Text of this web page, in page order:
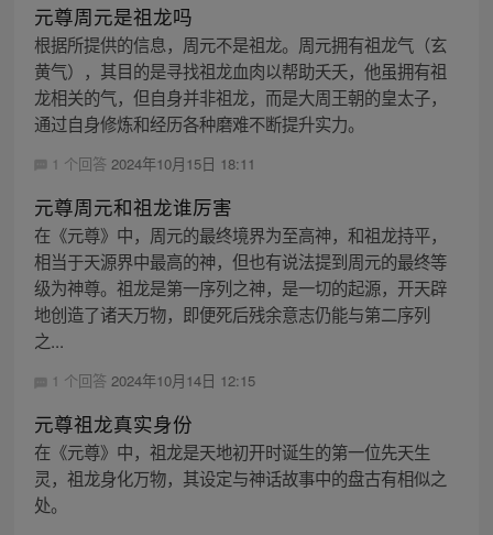
元尊周元是祖龙吗
根据所提供的信息，周元不是祖龙。周元拥有祖龙气（玄
黄气），其目的是寻找祖龙血肉以帮助夭夭，他虽拥有祖
龙相关的气，但自身并非祖龙，而是大周王朝的皇太子，
通过自身修炼和经历各种磨难不断提升实力。
1 个回答 2024年10月15日 18:11
元尊周元和祖龙谁厉害
在《元尊》中，周元的最终境界为至高神，和祖龙持平，
相当于天源界中最高的神，但也有说法提到周元的最终等
级为神尊。祖龙是第一序列之神，是一切的起源，开天辟
地创造了诸天万物，即便死后残余意志仍能与第二序列
之...
1 个回答 2024年10月14日 12:15
元尊祖龙真实身份
在《元尊》中，祖龙是天地初开时诞生的第一位先天生
灵，祖龙身化万物，其设定与神话故事中的盘古有相似之
处。